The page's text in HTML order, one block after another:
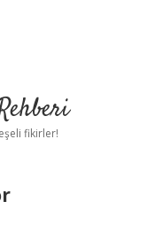
fikirler!